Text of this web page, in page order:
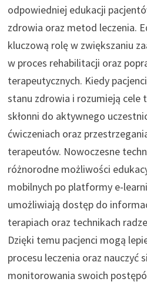
odpowiedniej edukacji
zdrowia oraz metod leczenia.
kluczową rolę w zwiększaniu
w proces rehabilitacji oraz
terapeutycznych. Kiedy
stanu zdrowia i rozumieją cele
skłonni do aktywnego
ćwiczeniach oraz
terapeutów. Nowoczesne
różnorodne możliwości
mobilnych po platformy e-
umożliwiają dostęp do
terapiach oraz technikach
Dzięki temu pacjenci mogą
procesu leczenia oraz nauczyć
monitorowania swoich